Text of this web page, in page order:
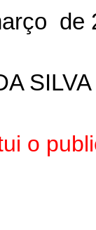
de
SILVA
o